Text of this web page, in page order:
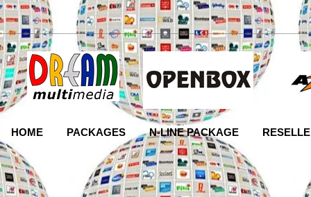
HOME PACKAGES N-LINE PACKAGE